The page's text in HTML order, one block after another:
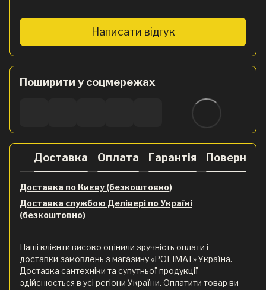
Написати відгук
Поширити у соцмережах
Доставка Оплата Гарантія
Доставка по Києву (безкоштовно)
Доставка службою Делівері по Україні
(безкоштовно)
Наші клієнти високо оцінили зручність оплати і
доставки замовлень з магазину «POLIMAT» Україна.
Доставка сантехніки та супутньої продукції
здійснюється в усі регіони України. Оплатити товар ви